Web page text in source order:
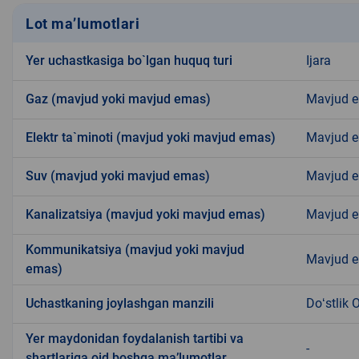
Lot ma’lumotlari
Yer uchastkasiga bo`lgan huquq turi Ijara
Gaz (mavjud yoki mavjud emas) Mavjud
Elektr ta`minoti (mavjud yoki mavjud emas) Mavjud
Suv (mavjud yoki mavjud emas) Mavjud
Kanalizatsiya (mavjud yoki mavjud emas) Mavjud
Kommunikatsiya (mavjud yoki mavjud
emas)
Mavjud
Uchastkaning joylashgan manzili Doʻstlik
Yer maydonidan foydalanish tartibi va
-